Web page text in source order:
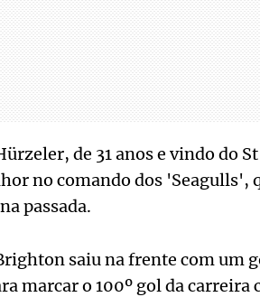
de 31 anos e vindo do
no comando dos 'Seagulls',
passada.
saiu na frente com um
marcar o 100º gol da carreira